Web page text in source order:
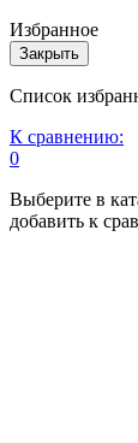
Избранное
Закрыть
Список
К сравнению:
0
Выберите в
добавить к